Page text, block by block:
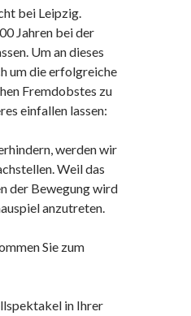
bei Leipzig.
Jahren bei der
Um an dieses
um die erfolgreiche
Fremdobstes zu
einfallen lassen:
werden wir
Weil das
der Bewegung wird
anzutreten.
Sie zum
in Ihrer